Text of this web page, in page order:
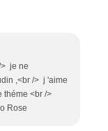
> je ne
,<br /> j 'aime
théme <br />
Rose